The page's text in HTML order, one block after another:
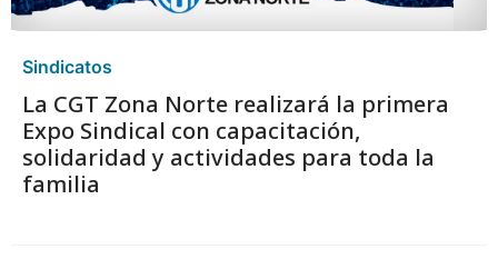
Sindicatos
La CGT Zona Norte realizará la primera
Expo Sindical con capacitación,
solidaridad y actividades para toda la
familia